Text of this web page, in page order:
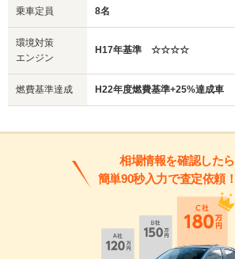
乗車定員 8名
環境対策
エンジン
H17年基準 ☆☆☆☆
燃費基準達成 H22年度燃費基準+25%達成車
相場情報を確認したら
簡単90秒入力で査定依頼！